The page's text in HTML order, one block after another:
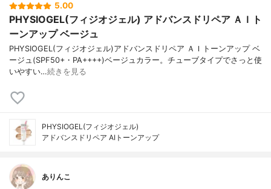
5.00
PHYSIOGEL(フィジオジェル) アドバンスドリペア ＡＩト
ーンアップ ベージュ
PHYSIOGEL(フィジオジェル)アドバンスドリペア ＡＩトーンアップ ベ
ージュ(SPF50+・PA++++)ベージュカラー。チューブタイプでさっと使
いやすい…続きを見る
PHYSIOGEL(フィジオジェル)
アドバンスドリペア AIトーンアップ
ありんこ